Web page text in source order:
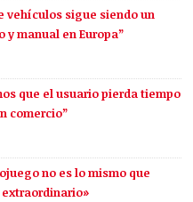
vehículos sigue siendo un
manual en Europa”
que el usuario pierda tiempo
comercio”
no es lo mismo que